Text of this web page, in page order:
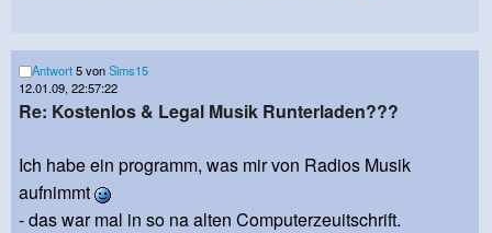
Antwort5 vonSims15
12.01.09, 22:57:22
Re: Kostenlos & Legal Musik Runterladen???
Ich habe ein programm, was mir von Radios Musik
aufnimmt
- das war mal in so na alten Computerzeuitschrift.